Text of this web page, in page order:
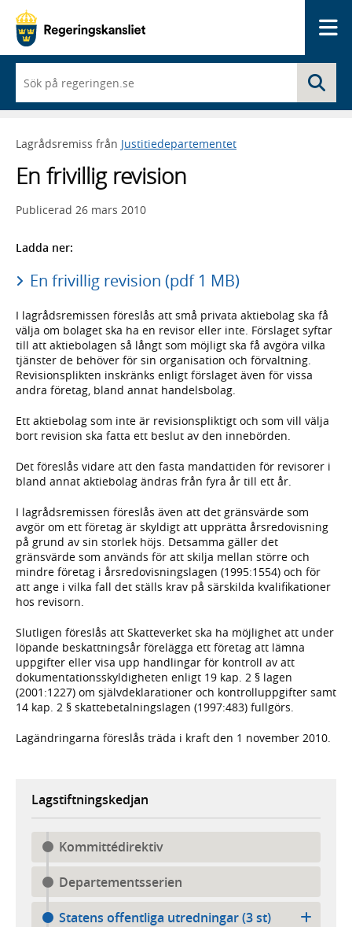
du
börjar
skriva
framträder
lista
med
sökförslag
Lagrådsremiss från Justitiedepartementet
En frivillig revision
Publicerad 26 mars 2010
Ladda ner:
En frivillig revision (pdf 1 MB)
I lagrådsremissen föreslås att små privata aktiebolag ska få
välja om bolaget ska ha en revisor eller inte. Förslaget syftar
till att aktiebolagen så långt som möjligt ska få avgöra vilka
tjänster de behöver för sin organisation och förvaltning.
Revisionsplikten inskränks enligt förslaget även för vissa
andra företag, bland annat handelsbolag.
Ett aktiebolag som inte är revisionspliktigt och som vill välja
bort revision ska fatta ett beslut av den innebörden.
Det föreslås vidare att den fasta mandattiden för revisorer i
bland annat aktiebolag ändras från fyra år till ett år.
I lagrådsremissen föreslås även att det gränsvärde som
avgör om ett företag är skyldigt att upprätta årsredovisning
på grund av sin storlek höjs. Detsamma gäller det
gränsvärde som används för att skilja mellan större och
mindre företag i årsredovisningslagen (1995:1554) och för
att ange i vilka fall det ställs krav på särskilda kvalifikationer
hos revisorn.
Slutligen föreslås att Skatteverket ska ha möjlighet att under
löpande beskattningsår förelägga ett företag att lämna
uppgifter eller visa upp handlingar för kontroll av att
dokumentationsskyldigheten enligt 19 kap. 2 § lagen
(2001:1227) om självdeklarationer och kontrolluppgifter samt
14 kap. 2 § skattebetalningslagen (1997:483) fullgörs.
Lagändringarna föreslås träda i kraft den 1 november 2010.
Lagstiftningskedjan
Kommittédirektiv
Departementsserien
Statens offentliga utredningar (3 st)